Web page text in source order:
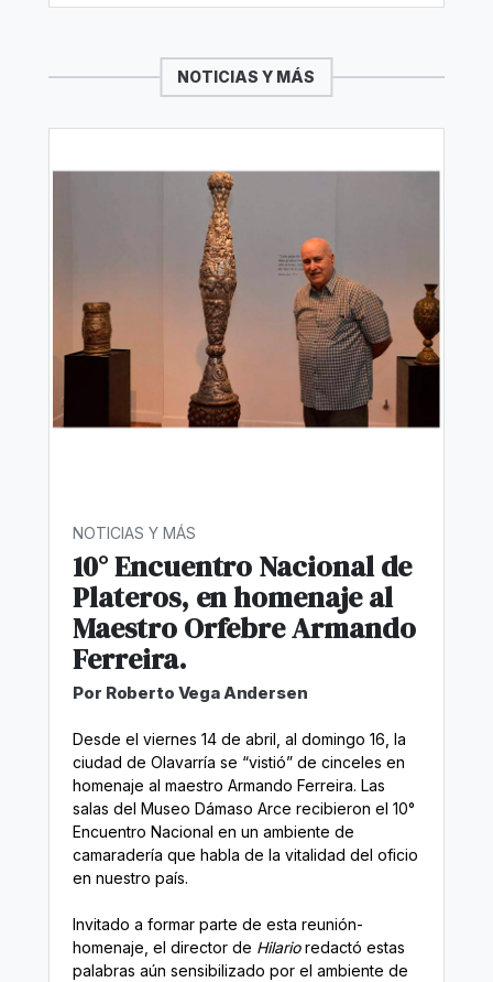
NOTICIAS Y MÁS
NOTICIAS Y MÁS
10° Encuentro Nacional de
Plateros, en homenaje al
Maestro Orfebre Armando
Ferreira.
Por Roberto Vega Andersen
Desde el viernes 14 de abril, al domingo 16, la
ciudad de Olavarría se “vistió” de cinceles en
homenaje al maestro Armando Ferreira. Las
salas del Museo Dámaso Arce recibieron el 10°
Encuentro Nacional en un ambiente de
camaradería que habla de la vitalidad del oficio
en nuestro país.
Invitado a formar parte de esta reunión-
homenaje, el director de Hilarioredactó estas
palabras aún sensibilizado por el ambiente de